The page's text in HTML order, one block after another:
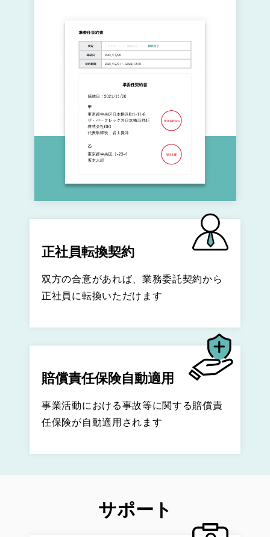
正社員転換契約
双方の合意があれば、業務委託契約から
正社員に転換いただけます
賠償責任保険自動適用
事業活動における事故等に関する賠償責
任保険が自動適用されます
サポート